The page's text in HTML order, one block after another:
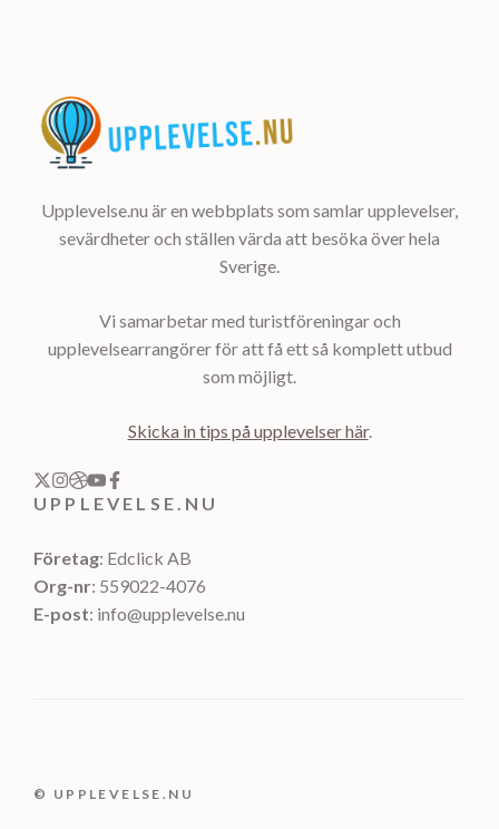
Upplevelse.nu är en webbplats som samlar upplevelser,
sevärdheter och ställen värda att besöka över hela
Sverige.
Vi samarbetar med turistföreningar och
upplevelsearrangörer för att få ett så komplett utbud
som möjligt.
Skicka in tips på upplevelser här.
UPPLEVELSE.NU
Företag: Edclick AB
Org-nr: 559022-4076
E-post: info@upplevelse.nu
© UPPLEVELSE.NU